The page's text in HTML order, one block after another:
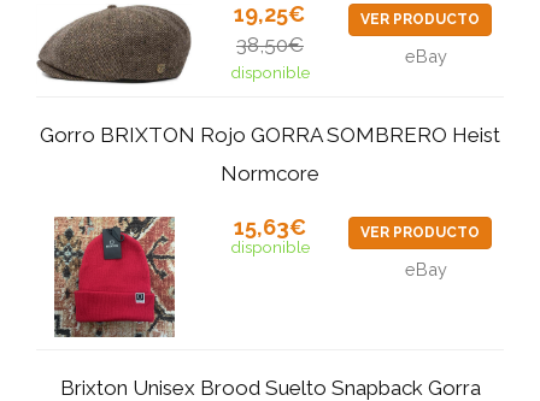
19,25€
38,50€
disponible
VER PRODUCTO
eBay
Gorro BRIXTON Rojo GORRA SOMBRERO Heist
Normcore
15,63€
disponible
VER PRODUCTO
eBay
Brixton Unisex Brood Suelto Snapback Gorra